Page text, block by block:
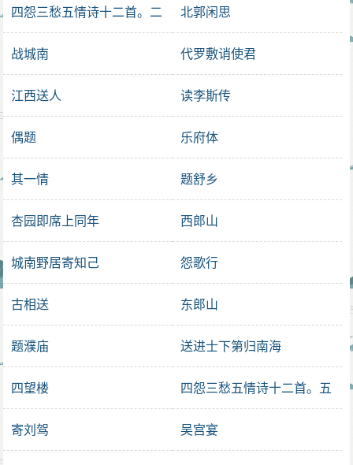
四怨三愁五情诗十二首。二
北郭闲思
战城南 代罗敷诮使君
江西送人 读李斯传
偶题 乐府体
其一情 题舒乡
杏园即席上同年 西郎山
城南野居寄知己 怨歌行
古相送 东郎山
题濮庙 送进士下第归南海
四望楼
四怨三愁五情诗十二首。五
寄刘驾
吴宫宴